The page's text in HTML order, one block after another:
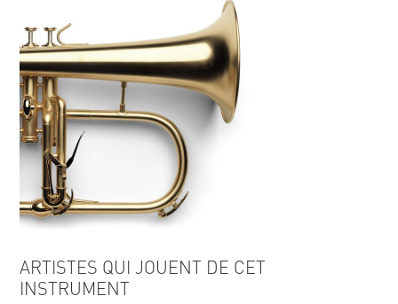
ARTISTES QUI JOUENT DE CET
INSTRUMENT